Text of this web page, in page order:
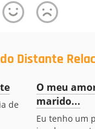
Distante
de
O meu
marido...
Eu tenho um